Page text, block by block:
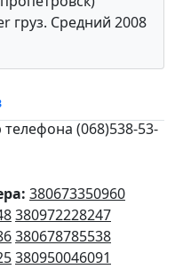
груз. Средний 2008
(068)538-53-
380673350960
380972228247
380678785538
380950046091